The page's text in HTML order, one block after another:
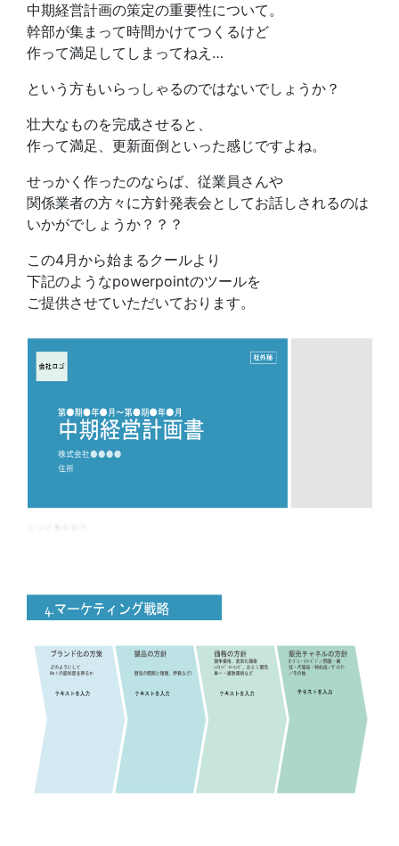
中期経営計画の策定の重要性について。
幹部が集まって時間かけてつくるけど
作って満足してしまってねえ…
という方もいらっしゃるのではないでしょうか？
壮大なものを完成させると、
作って満足、更新面倒といった感じですよね。
せっかく作ったのならば、従業員さんや
関係業者の方々に方針発表会としてお話しされるのは
いかがでしょうか？？？
この4月から始まるクールより
下記のようなpowerpointのツールを
ご提供させていただいております。